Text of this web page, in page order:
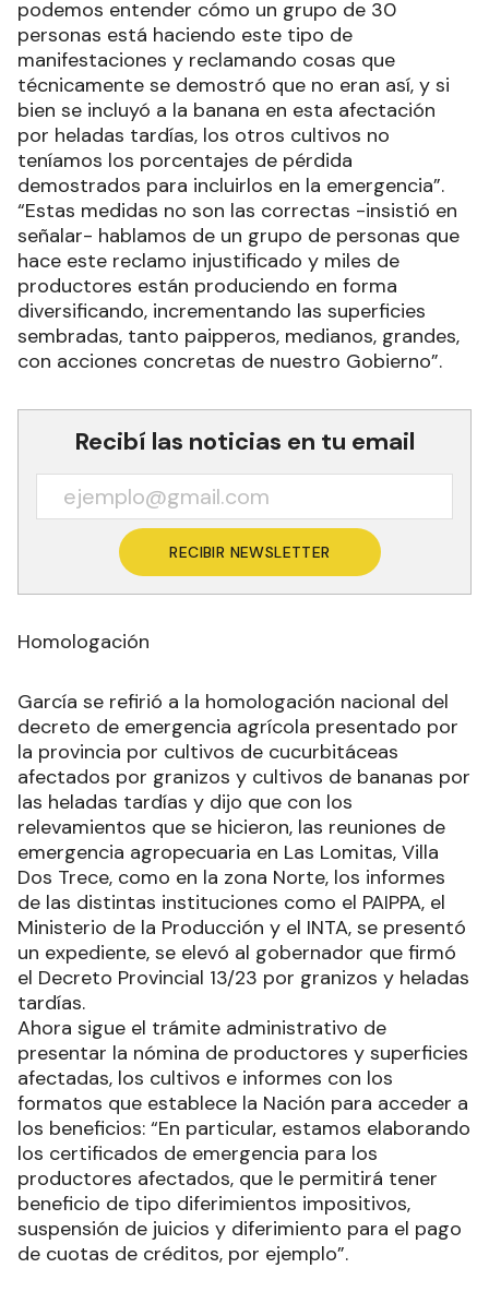
podemos entender cómo un grupo de 30
personas está haciendo este tipo de
manifestaciones y reclamando cosas que
técnicamente se demostró que no eran así, y si
bien se incluyó a la banana en esta afectación
por heladas tardías, los otros cultivos no
teníamos los porcentajes de pérdida
demostrados para incluirlos en la emergencia”.
“Estas medidas no son las correctas -insistió en
señalar- hablamos de un grupo de personas que
hace este reclamo injustificado y miles de
productores están produciendo en forma
diversificando, incrementando las superficies
sembradas, tanto paipperos, medianos, grandes,
con acciones concretas de nuestro Gobierno”.
Recibí las noticias en tu email
RECIBIR NEWSLETTER
Homologación
García se refirió a la homologación nacional del
decreto de emergencia agrícola presentado por
la provincia por cultivos de cucurbitáceas
afectados por granizos y cultivos de bananas por
las heladas tardías y dijo que con los
relevamientos que se hicieron, las reuniones de
emergencia agropecuaria en Las Lomitas, Villa
Dos Trece, como en la zona Norte, los informes
de las distintas instituciones como el PAIPPA, el
Ministerio de la Producción y el INTA, se presentó
un expediente, se elevó al gobernador que firmó
el Decreto Provincial 13/23 por granizos y heladas
tardías.
Ahora sigue el trámite administrativo de
presentar la nómina de productores y superficies
afectadas, los cultivos e informes con los
formatos que establece la Nación para acceder a
los beneficios: “En particular, estamos elaborando
los certificados de emergencia para los
productores afectados, que le permitirá tener
beneficio de tipo diferimientos impositivos,
suspensión de juicios y diferimiento para el pago
de cuotas de créditos, por ejemplo”.